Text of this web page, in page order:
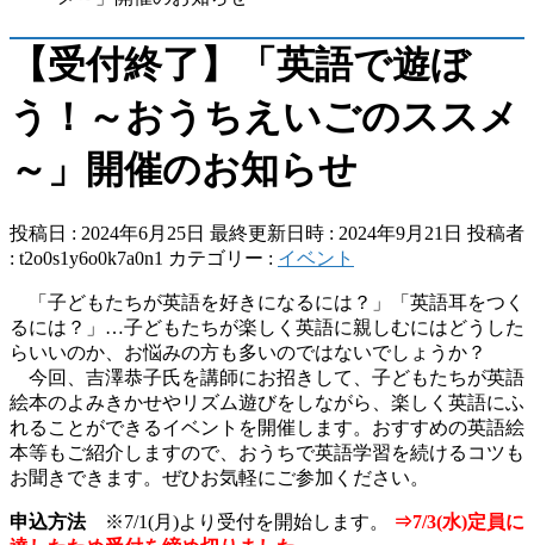
【受付終了】「英語で遊ぼ
う！～おうちえいごのススメ
～」開催のお知らせ
投稿日 : 2024年6月25日 最終更新日時 : 2024年9月21日 投稿者
: t2o0s1y6o0k7a0n1 カテゴリー : イベント
「子どもたちが英語を好きになるには？」「英語耳をつく
るには？」…子どもたちが楽しく英語に親しむにはどうした
らいいのか、お悩みの方も多いのではないでしょうか？
今回、吉澤恭子氏を講師にお招きして、子どもたちが英語
絵本のよみきかせやリズム遊びをしながら、楽しく英語にふ
れることができるイベントを開催します。おすすめの英語絵
本等もご紹介しますので、おうちで英語学習を続けるコツも
お聞きできます。ぜひお気軽にご参加ください。
申込方法 ※7/1(月)より受付を開始します。
⇒7/3(水)定員に